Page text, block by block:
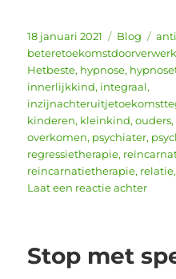
Geplaatst
op
18 januari 2021 Blog
Hetbeste, hypnose,
innerlijkkind, integraal,
kinderen, kleinkind,ouders,
overkomen, psychiater,
regressietherapie,
reïncarnatietherapie, relatie,
Laat een reactie achterop
beste
wat
Stop met